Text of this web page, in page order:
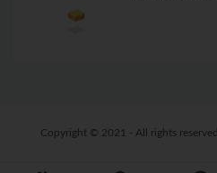
Copyright © 2021 - All rights reserved